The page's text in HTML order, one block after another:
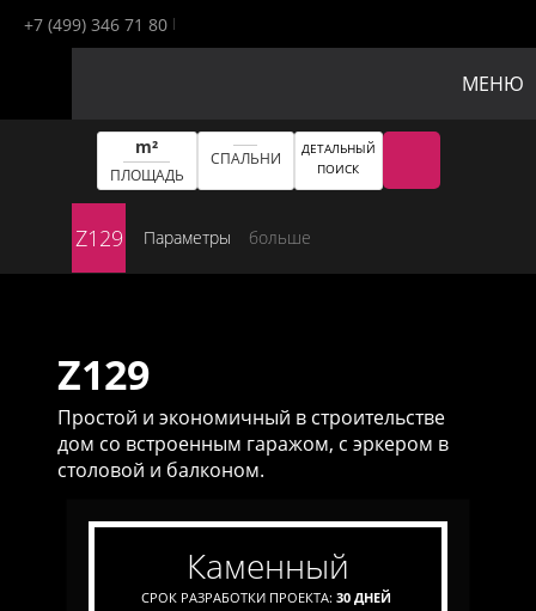
+7 (499) 346 71 80
МЕНЮ
m²
ПЛОЩАДЬ
СПАЛЬНИ
ДЕТАЛЬНЫЙ
ПОИСК
Z129 Параметры больше
Z129
Простой и экономичный в строительстве
дом со встроенным гаражом, с эркером в
столовой и балконом.
каменный
СРОК РАЗРАБОТКИ ПРОЕКТА: 30 ДНЕЙ